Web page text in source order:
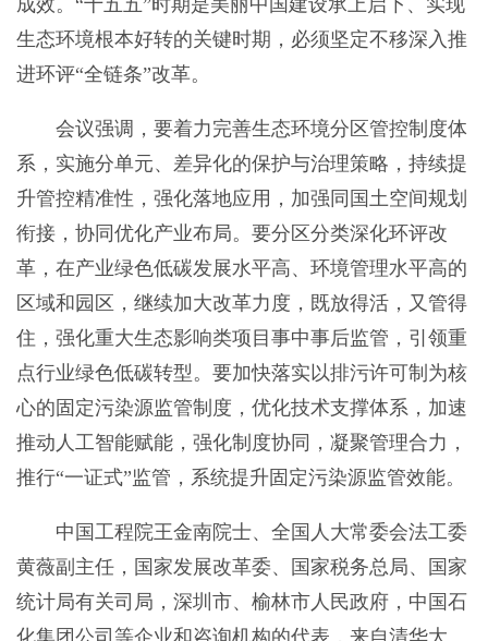
成效。“十五五”时期是美丽中国建设承上启下、实现
生态环境根本好转的关键时期，必须坚定不移深入推
进环评“全链条”改革。
会议强调，要着力完善生态环境分区管控制度体
系，实施分单元、差异化的保护与治理策略，持续提
升管控精准性，强化落地应用，加强同国土空间规划
衔接，协同优化产业布局。要分区分类深化环评改
革，在产业绿色低碳发展水平高、环境管理水平高的
区域和园区，继续加大改革力度，既放得活，又管得
住，强化重大生态影响类项目事中事后监管，引领重
点行业绿色低碳转型。要加快落实以排污许可制为核
心的固定污染源监管制度，优化技术支撑体系，加速
推动人工智能赋能，强化制度协同，凝聚管理合力，
推行“一证式”监管，系统提升固定污染源监管效能。
中国工程院王金南院士、全国人大常委会法工委
黄薇副主任，国家发展改革委、国家税务总局、国家
统计局有关司局，深圳市、榆林市人民政府，中国石